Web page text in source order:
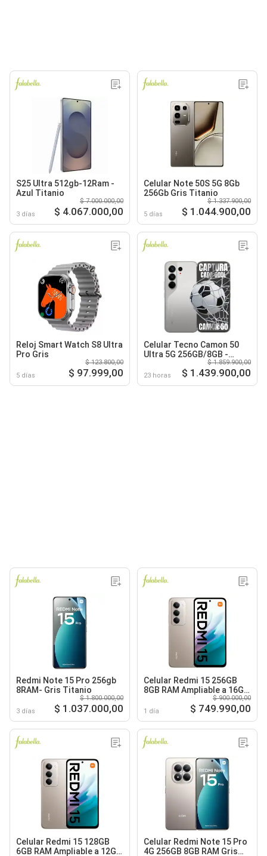
S25 Ultra 512gb-12Ram -
Azul Titanio
3 días
$ 7.000.000,00
$ 4.067.000,00
Celular Note 50S 5G 8Gb
256Gb Gris Titanio
5 días
$ 1.337.900,00
$ 1.044.900,00
Reloj Smart Watch S8 Ultra
Pro Gris
5 días
$ 123.800,00
$ 97.999,00
Celular Tecno Camon 50
Ultra 5G 256GB/8GB -
23 horas
$ 1.859.900,00
$ 1.439.900,00
Redmi Note 15 Pro 256gb
8RAM- Gris Titanio
3 días
$ 1.800.000,00
$ 1.037.000,00
Celular Redmi 15 256GB
8GB RAM Ampliable a 16GB
1 día
$ 900.000,00
$ 749.990,00
Celular Redmi 15 128GB
6GB RAM Ampliable a 12GB
Celular Redmi Note 15 Pro
4G 256GB 8GB RAM Gris